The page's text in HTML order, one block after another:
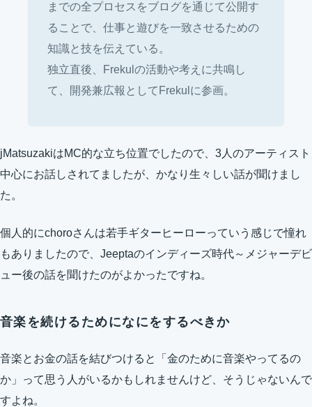
までの全プロセスをブログを通じて公開す
ることで、仕事と遊びを一致させるための
知識と技を伝えている。
独立直後、Frekulの活動や考えに共鳴し
て、開発兼広報としてFrekulに参画。
jMatsuzakiはMC的な立ち位置でしたので、3人のアーティスト
中心にお話しされてましたが、かなり生々しい話が聞けまし
た。
個人的にchoroさんは若手ギターヒーローっていう感じで憧れ
もありましたので、Jeeptaのインディーズ時代～メジャーデビ
ュー後の話を聞けたのがよかったですね。
音楽を続けるためになにをするべきか
音楽とお金の話を結びつけると「金のために音楽やってるの
か」って思う人がいるかもしれませんけど、そうじゃないんで
すよね。